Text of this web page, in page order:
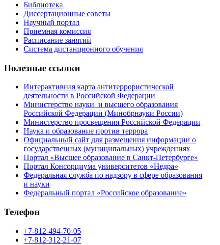
Библиотека
Диссертационные советы
Научный портал
Приемная комиссия
Расписание занятий
Система дистанционного обучения
Полезные ссылки
Интерактивная карта антитеррористической
деятельности в Российской Федерации
Министерство науки и высшего образования
Российской Федерации (Минобрнауки России)
Министерство просвещения Российской Федерации
Наука и образование против террора
Официальный сайт для размещения информации о
государственных (муниципальных) учреждениях
Портал «Высшее образование в Санкт-Петербурге»
Портал Консорциума университетов «Недра»
Федеральная служба по надзору в сфере образования
и науки
Федеральный портал «Российское образование»
Телефон
+7-812-494-70-05
+7-812-312-21-07